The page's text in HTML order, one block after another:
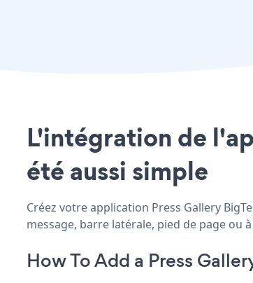
L'intégration de
été aussi simple
Créez votre application Press Gallery
message, barre latérale, pied de page ou
How To Add a Press